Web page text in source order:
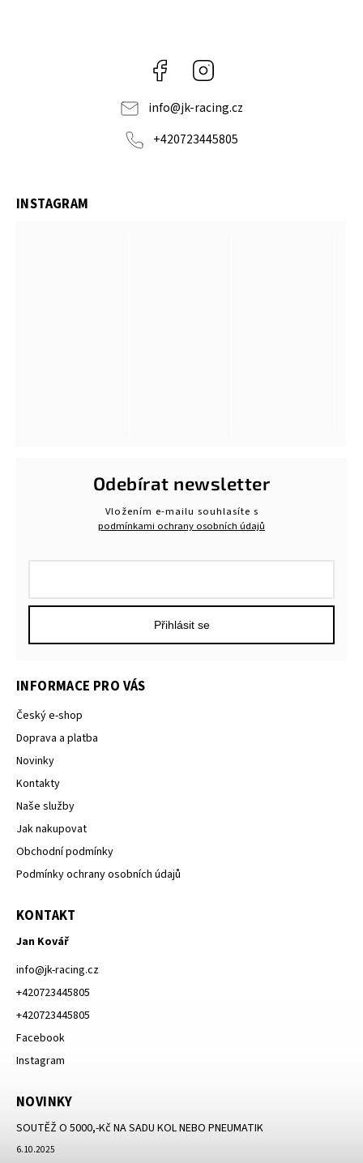
Facebook
info@jk-racing.cz
+420723445805
INSTAGRAM
INFORMACE PRO VÁS
Český e-shop
Doprava a platba
Novinky
Kontakty
Naše služby
Jak nakupovat
Obchodní podmínky
Podmínky ochrany osobních údajů
KONTAKT
Jan Kovář
info@jk-racing.cz
+420723445805
+420723445805
Facebook
Instagram
NOVINKY
SOUTĚŽ O 5000,-Kč NA SADU KOL NEBO PNEUMATIK
6.10.2025
Odebírat newsletter
Vložením e-mailu souhlasíte s
podmínkami ochrany osobních údajů
Přihlásit se